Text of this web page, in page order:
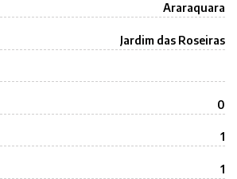
Araraquara
Jardim das Roseiras
0
1
1